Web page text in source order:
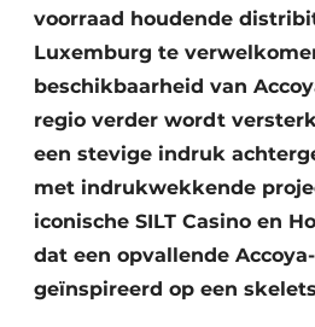
Aanmelden
Bedrijven
Bedrijven
Brandveiligheid
BIM
Evenementen
Dak & Gevel
Houtbouw
HVAC
voorraad houdende
Luxemburg te
beschikbaarheid van
regio verder wordt
een stevige indruk
met indrukwekkende
iconische SILT Casino en
dat een opvallende
geïnspireerd op een